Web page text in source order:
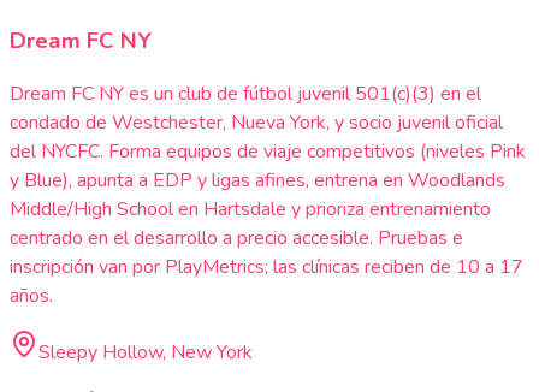
Dream FC NY
Dream FC NY es un club de fútbol juvenil 501(c)(3) en el
condado de Westchester, Nueva York, y socio juvenil oficial
del NYCFC. Forma equipos de viaje competitivos (niveles Pink
y Blue), apunta a EDP y ligas afines, entrena en Woodlands
Middle/High School en Hartsdale y prioriza entrenamiento
centrado en el desarrollo a precio accesible. Pruebas e
inscripción van por PlayMetrics; las clínicas reciben de 10 a 17
años.
Sleepy Hollow, New York